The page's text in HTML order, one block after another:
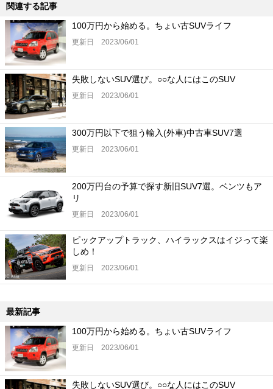
関連する記事
100万円から始める。ちょい古SUVライフ
更新日 2023/06/01
失敗しないSUV選び。○○な人にはこのSUV
更新日 2023/06/01
300万円以下で狙う輸入(外車)中古車SUV7選
更新日 2023/06/01
200万円台の予算で探す新旧SUV7選。ベンツもア
リ
更新日 2023/06/01
ピックアップトラック、ハイラックスはイジって楽
しめ！
更新日 2023/06/01
最新記事
100万円から始める。ちょい古SUVライフ
更新日 2023/06/01
失敗しないSUV選び。○○な人にはこのSUV